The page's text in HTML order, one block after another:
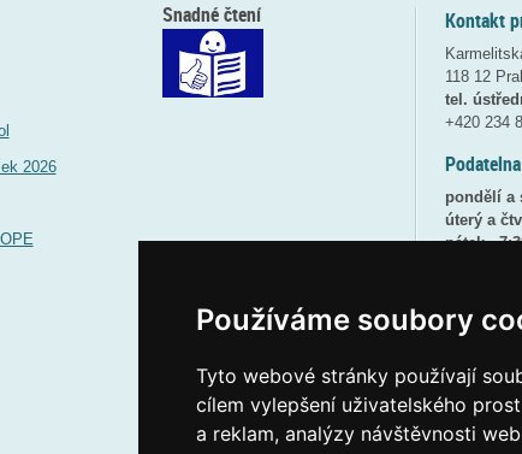
Používáme soubory
Tyto webové stránky používají
cílem vylepšení uživatelského
a reklam, analýzy návštěvnosti
2026
Kontakt
118 12
tel.
+420 234
pondělí a
úterý a
pátek -
(více
ID datové
Snadné čtení